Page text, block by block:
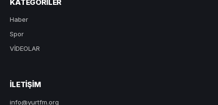
KATEGORILER
Haber
Spor
VİDEOLAR
ILETIŞIM
info@yurtfm.org